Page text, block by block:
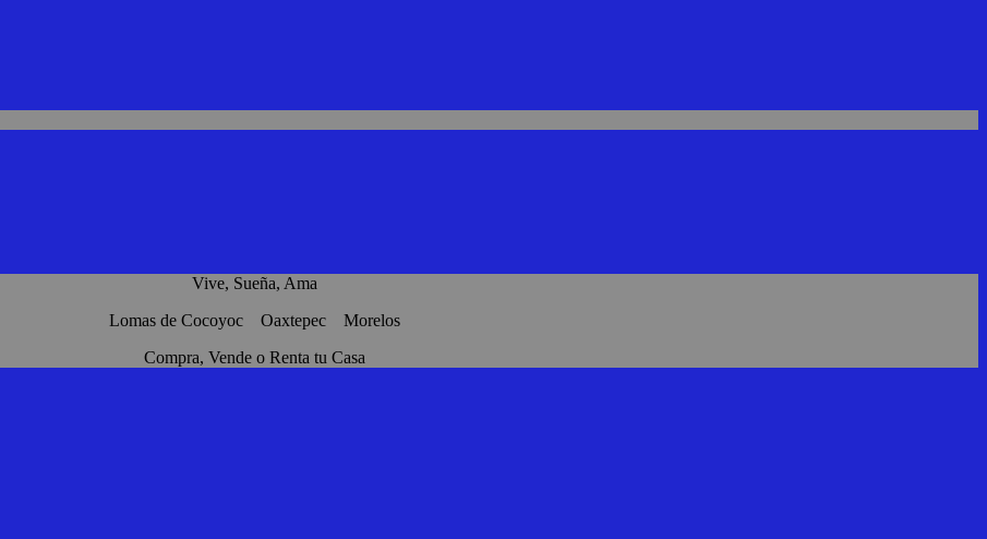
Vive, Sueña, Ama
Lomas de Cocoyoc Oaxtepec Morelos
Compra, Vende o Renta tu Casa